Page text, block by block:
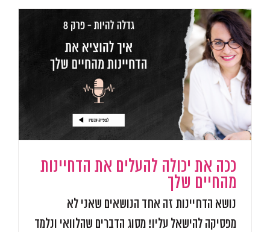
ככה את יכולה להעלים את הדחיינות
מהחיים שלך
נושא הדחיינות זה אחד הנושאים שאני לא
מפסיקה להישאל עליו! מסוג הדברים שהלוואי ונלמד